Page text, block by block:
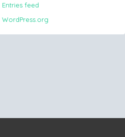
Entries feed
WordPress.org